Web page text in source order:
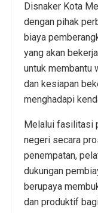
Disnaker Kota
dengan pihak
biaya
yang akan
untuk membantu
dan kesiapan
menghadapi
Melalui fasilitasi
negeri secara
penempatan,
dukungan
berupaya
dan produktif